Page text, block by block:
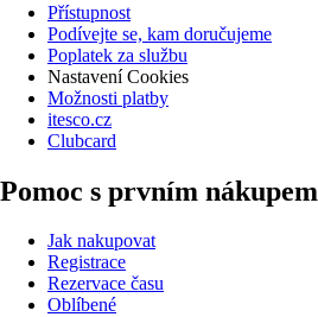
Přístupnost
Podívejte se, kam doručujeme
Poplatek za službu
Nastavení Cookies
Možnosti platby
itesco.cz
Clubcard
Pomoc s prvním nákupem
Jak nakupovat
Registrace
Rezervace času
Oblíbené